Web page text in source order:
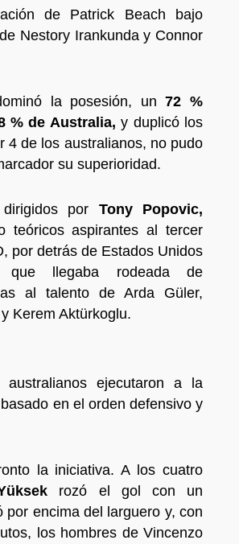
de Patrick Beach bajo
Nestory Irankunda y Connor
la posesión, un72 %
% de Australia, y duplicó los
4 de los australianos, no pudo
su superioridad.
por Tony Popovic,
teóricos aspirantes al tercer
por detrás de Estados Unidos
llegaba rodeada de
al talento de Arda Güler,
Kerem Aktürkoglu.
ejecutaron a la
en el orden defensivo y
la iniciativa. A los cuatro
rozó el gol con un
por encima del larguero y, con
los hombres de Vincenzo